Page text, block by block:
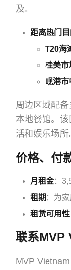
及。
距离热门
T20海
桂美市
岘港市
周边区域配
本地餐馆。该
活和娱乐场所
价格、付
月租金：
租期 ：为
租赁可用性
联系MVP
MVP